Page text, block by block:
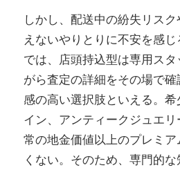
しかし、配送中の紛失リス
えないやりとりに不安を感
では、店頭持込型は専用ス
がら査定の詳細をその場で
感の高い選択肢といえる。
イン、アンティークジュエ
常の地金価値以上のプレミ
くない。そのため、専門的